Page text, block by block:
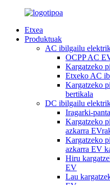
Etxea
Produktuak
AC ibilgailu
OCPP AC
Kargatzeko
Etxeko AC
Kargatzeko
bertikala
DC ibilgailu
Iragarki-
Kargatzeko
azkarra
Kargatzeko
azkarra EV
Hiru
EV
Lau